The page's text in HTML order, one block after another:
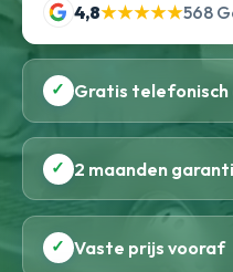
4,8★★★★★568
✓ Gratis telefonisch
✓ 2 maanden
✓ Vaste prijs vooraf